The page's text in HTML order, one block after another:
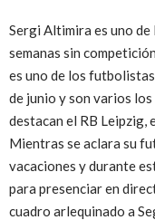
Sergi Altimira es uno
semanas sin
es uno de los
de junio y son varios
destacan el RB Leipzig,
Mientras se aclara su
vacaciones y durante
para presenciar en
cuadro arlequinado a